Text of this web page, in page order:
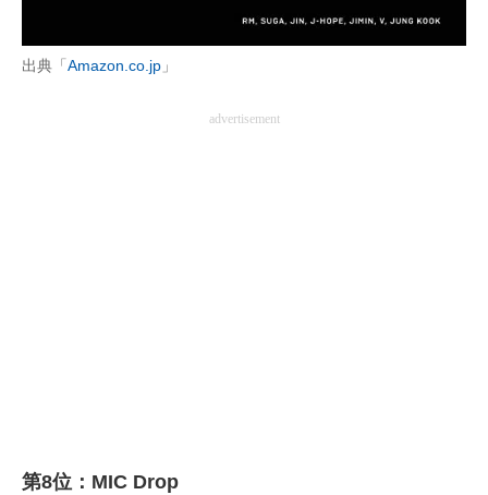
出典「 Amazon.co.jp 」
advertisement
第8位：MIC Drop